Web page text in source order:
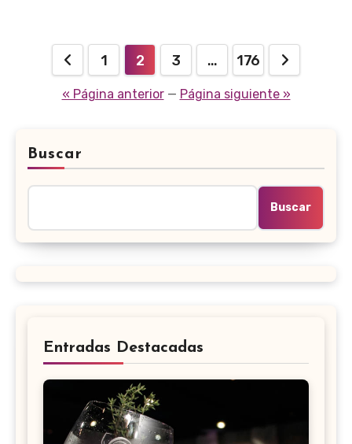
Paginación
1 2 3 … 176
« Página anterior— Página siguiente »
Buscar
Buscar
Entradas Destacadas